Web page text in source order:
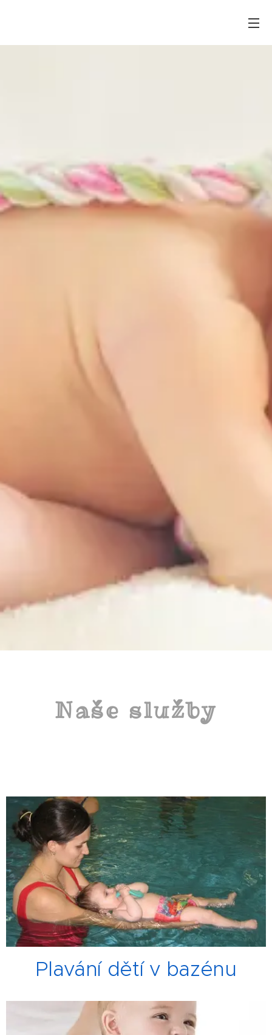
Naše služby
Plavání dětí v bazénu